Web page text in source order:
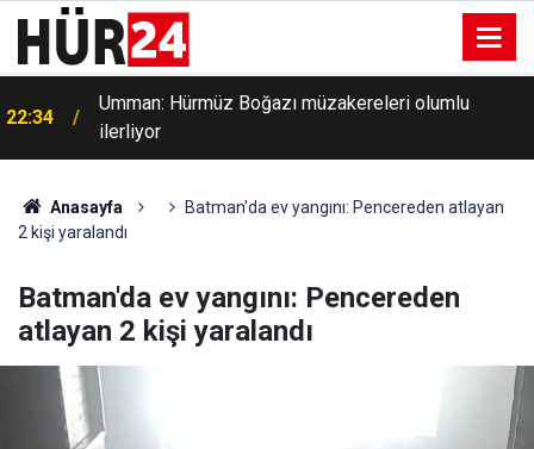
22:14
Japonya'yı Dolphin Tayfunu vurdu: 260 bin kişi
tahliye edildi
Anasayfa
Batman'da ev yangını: Pencereden atlayan
2 kişi yaralandı
Batman'da ev yangını: Pencereden
atlayan 2 kişi yaralandı